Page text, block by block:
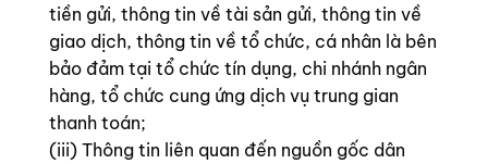
tiền gửi, thông tin về tài sản gửi, thông tin về
giao dịch, thông tin về tổ chức, cá nhân là bên
bảo đảm tại tổ chức tín dụng, chi nhánh ngân
hàng, tổ chức cung ứng dịch vụ trung gian
thanh toán;
(iii) Thông tin liên quan đến nguồn gốc dân